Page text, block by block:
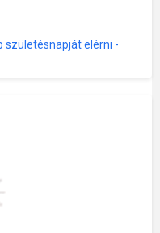
születésnapját elérni -